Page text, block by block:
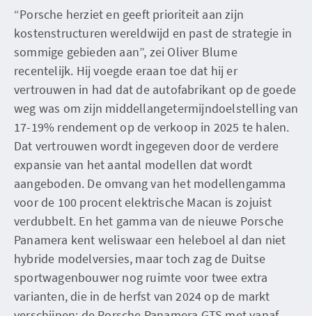
“Porsche herziet en geeft prioriteit aan zijn
kostenstructuren wereldwijd en past de strategie in
sommige gebieden aan”, zei Oliver Blume
recentelijk. Hij voegde eraan toe dat hij er
vertrouwen in had dat de autofabrikant op de goede
weg was om zijn middellangetermijndoelstelling van
17-19% rendement op de verkoop in 2025 te halen.
Dat vertrouwen wordt ingegeven door de verdere
expansie van het aantal modellen dat wordt
aangeboden. De omvang van het modellengamma
voor de 100 procent elektrische Macan is zojuist
verdubbelt. En het gamma van de nieuwe Porsche
Panamera kent weliswaar een heleboel al dan niet
hybride modelversies, maar toch zag de Duitse
sportwagenbouwer nog ruimte voor twee extra
varianten, die in de herfst van 2024 op de markt